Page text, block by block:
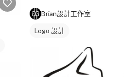
Brian設計工作室
Logo 設計